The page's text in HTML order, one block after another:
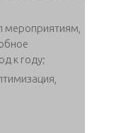
мероприятиям,
к году;